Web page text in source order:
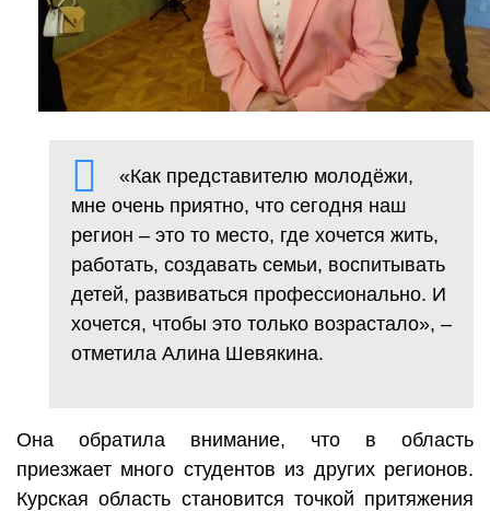
«Как представителю молодёжи,
мне очень приятно, что сегодня наш
регион – это то место, где хочется жить,
работать, создавать семьи, воспитывать
детей, развиваться профессионально. И
хочется, чтобы это только возрастало», –
отметила Алина Шевякина.
Она обратила внимание, что в область
приезжает много студентов из других регионов.
Курская область становится точкой притяжения